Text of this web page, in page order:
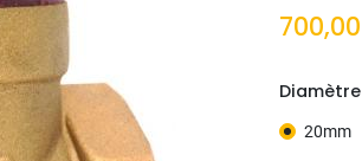
700,00
Diamètre
20mm